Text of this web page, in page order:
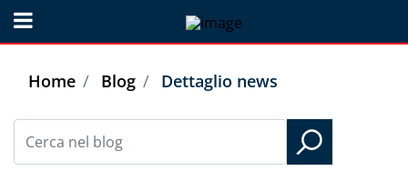
Open menu
Home Blog Dettaglio news